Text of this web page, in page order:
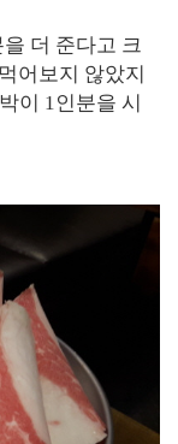
더 준다고 크
어보지 않았지
이 1인분을 시